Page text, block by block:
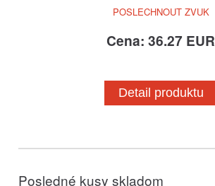
POSLECHNOUT ZVUK
Cena: 36.27 EUR
Detail produktu
Posledné kusy skladom